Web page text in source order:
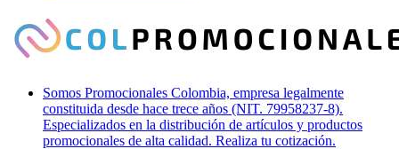
Somos Promocionales Colombia, empresa legalmente
constituida desde hace trece años (NIT. 79958237-8).
Especializados en la distribución de artículos y productos
promocionales de alta calidad. Realiza tu cotización.